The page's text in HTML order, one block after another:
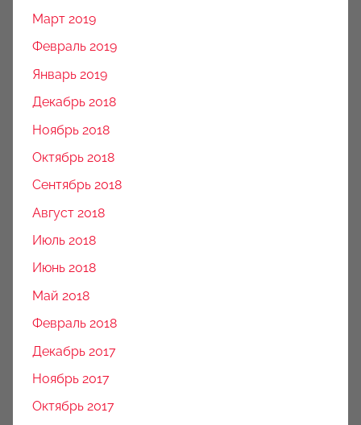
Март 2019
Февраль 2019
Январь 2019
Декабрь 2018
Ноябрь 2018
Октябрь 2018
Сентябрь 2018
Август 2018
Июль 2018
Июнь 2018
Май 2018
Февраль 2018
Декабрь 2017
Ноябрь 2017
Октябрь 2017